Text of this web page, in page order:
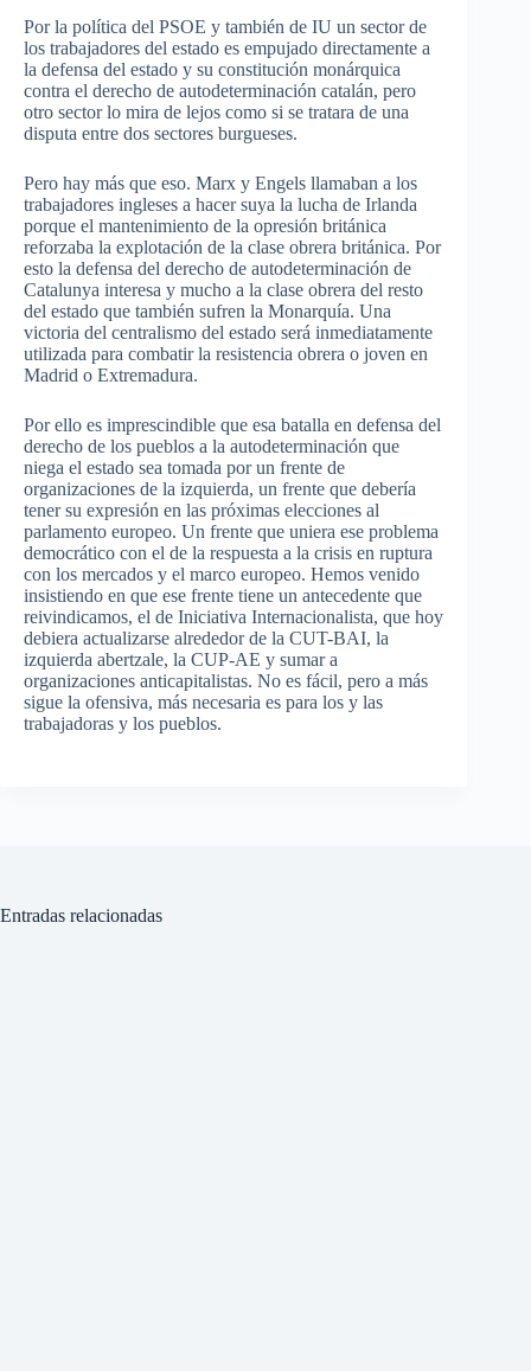
Por la política del PSOE y también de IU un sector de
los trabajadores del estado es empujado directamente a
la defensa del estado y su constitución monárquica
contra el derecho de autodeterminación catalán, pero
otro sector lo mira de lejos como si se tratara de una
disputa entre dos sectores burgueses.
Pero hay más que eso. Marx y Engels llamaban a los
trabajadores ingleses a hacer suya la lucha de Irlanda
porque el mantenimiento de la opresión británica
reforzaba la explotación de la clase obrera británica. Por
esto la defensa del derecho de autodeterminación de
Catalunya interesa y mucho a la clase obrera del resto
del estado que también sufren la Monarquía. Una
victoria del centralismo del estado será inmediatamente
utilizada para combatir la resistencia obrera o joven en
Madrid o Extremadura.
Por ello es imprescindible que esa batalla en defensa del
derecho de los pueblos a la autodeterminación que
niega el estado sea tomada por un frente de
organizaciones de la izquierda, un frente que debería
tener su expresión en las próximas elecciones al
parlamento europeo. Un frente que uniera ese problema
democrático con el de la respuesta a la crisis en ruptura
con los mercados y el marco europeo. Hemos venido
insistiendo en que ese frente tiene un antecedente que
reivindicamos, el de Iniciativa Internacionalista, que hoy
debiera actualizarse alrededor de la CUT-BAI, la
izquierda abertzale, la CUP-AE y sumar a
organizaciones anticapitalistas. No es fácil, pero a más
sigue la ofensiva, más necesaria es para los y las
trabajadoras y los pueblos.
Entradas relacionadas